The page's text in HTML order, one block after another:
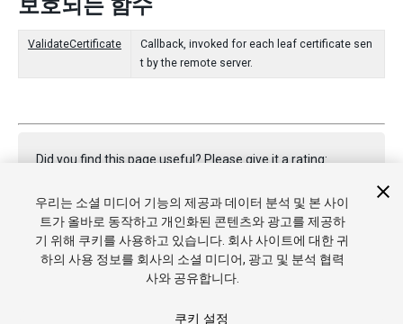
보호되는 함수
ValidateCertificate
Callback, invoked for each leaf certificate sen
t by the remote server.
Did you find this page useful? Please give it a rating:
Report a problem on this page
우리는 소셜 미디어 기능의 제공과 데이터 분석 및 본 사이
트가 올바로 동작하고 개인화된 콘텐츠와 광고를 제공하
기 위해 쿠키를 사용하고 있습니다. 회사 사이트에 대한 귀
하의 사용 정보를 회사의 소셜 미디어, 광고 및 분석 협력
사와 공유합니다.
쿠키 설정